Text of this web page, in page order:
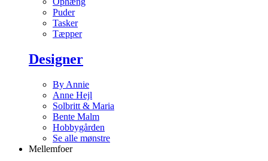
Puder
Tasker
Tæpper
Designer
By Annie
Anne Hejl
Solbritt & Maria
Bente Malm
Hobbygården
Se alle mønstre
Mellemfoer